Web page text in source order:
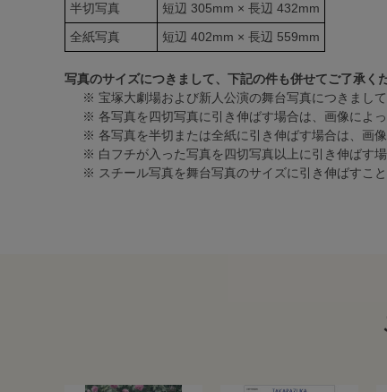
半切写真
短辺 305mm × 長辺 432mm
全紙写真
短辺 402mm × 長辺 559mm
写真のサイズにつきまして、下記の件も併せてご了承く
※ 宝塚大劇場および新人公演の舞台写真につきまし
※ 各写真を四切写真に引き伸ばす場合は、画像によ
※ 各写真を半切または全紙に引き伸ばす場合は、画
※ 白フチが入った写真を四切写真以上に引き伸ばす
※ スチール写真を舞台写真のサイズに引き伸ばすこ